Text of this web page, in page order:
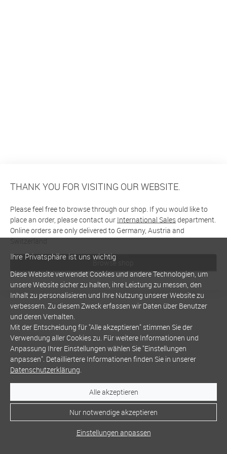
THANK YOU FOR VISITING OUR WEBSITE.
Please feel free to browse through our shop. If you would like to
place an order, please contact our International Salesdepartment.
Online orders are only delivered to Germany, Austria and
Switzerland
Browse shop
Ihre Privatsphäre ist uns wichtig
Diese Website verwendet Cookies und andere Technologien, um
unsere Website sicher zu halten, ihre Leistung zu messen, den
Inhalt zu personalisieren und Ihre Nutzung unserer Website zu
verbessern. Zu diesem Zweck erfassen wir Daten über Benutzer
und deren Verhalten.
Mit der Entscheidung für "Alle akzeptieren" stimmen Sie der
Verwendung aller Cookies zu. Für weitere Informationen und
Anpassung Ihrer Einstellungen wählen Sie "Einstellungen
anpassen". Detailliertere Informationen finden Sie in unserer
Datenschutzerklärung.
Alle akzeptieren
Nur notwendige akzeptieren
Einstellungen anpassen